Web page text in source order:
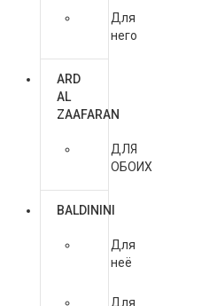
Для
него
ARD
AL
ZAAFARAN
ДЛЯ
ОБОИХ
BALDININI
Для
неё
Для